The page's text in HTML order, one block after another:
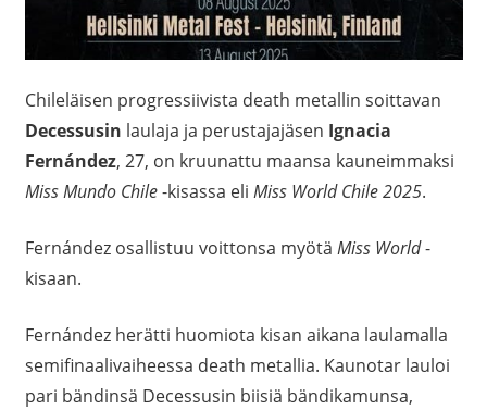
Chileläisen progressiivista death metallin soittavan
Decessusin laulaja ja perustajajäsen Ignacia
Fernández, 27, on kruunattu maansa kauneimmaksi
Miss Mundo Chile-kisassa eli Miss World Chile 2025.
Fernández osallistuu voittonsa myötä Miss World-
kisaan.
Fernández herätti huomiota kisan aikana laulamalla
semifinaalivaiheessa death metallia. Kaunotar lauloi
pari bändinsä Decessusin biisiä bändikamunsa,